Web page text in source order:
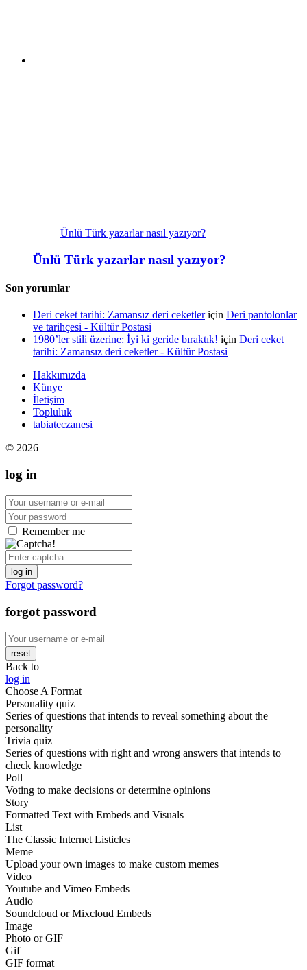
Ünlü Türk yazarlar nasıl yazıyor?
Ünlü Türk yazarlar nasıl yazıyor?
Son yorumlar
Deri ceket tarihi: Zamansız deri ceketleriçin Deri pantolonlar
ve tarihçesi - Kültür Postasi
1980’ler stili üzerine: İyi ki geride bıraktık! için Deri ceket
tarihi: Zamansız deri ceketler - Kültür Postasi
Hakkımızda
Künye
İletişim
Topluluk
tabiateczanesi
© 2026
log in
Remember me
log in
Forgot password?
forgot password
reset
Back to
log in
Choose A Format
Personality quiz
Series of questions that intends to reveal something about the
personality
Trivia quiz
Series of questions with right and wrong answers that intends to
check knowledge
Poll
Voting to make decisions or determine opinions
Story
Formatted Text with Embeds and Visuals
List
The Classic Internet Listicles
Meme
Upload your own images to make custom memes
Video
Youtube and Vimeo Embeds
Audio
Soundcloud or Mixcloud Embeds
Image
Photo or GIF
Gif
GIF format